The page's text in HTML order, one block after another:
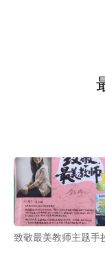
致敬最美教师主题手